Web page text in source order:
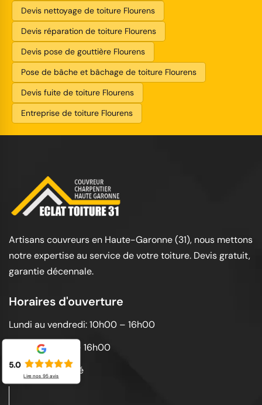
Devis nettoyage de toiture Flourens
Devis réparation de toiture Flourens
Devis pose de gouttière Flourens
Pose de bâche et bâchage de toiture Flourens
Devis fuite de toiture Flourens
Entreprise de toiture Flourens
Artisans couvreurs en Haute-Garonne (31), nous mettons
notre expertise au service de votre toiture. Devis gratuit,
garantie décennale.
Horaires d'ouverture
Lundi au vendredi: 10h00 – 16h00
Samedi: 10h00 – 16h00
Dimanche: Fermé
5.0
Lire nos 95avis